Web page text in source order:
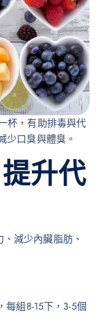
杯，有助排毒與代
少口臭與體臭。
升代
減少內臟脂肪、
每組8-15下，3-5個